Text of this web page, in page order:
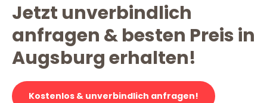
Jetzt unverbindlich
anfragen & besten Preis in
Augsburg erhalten!
Kostenlos & unverbindlich anfragen!